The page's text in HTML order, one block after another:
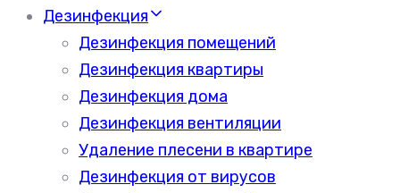
Дезинфекция
Дезинфекция помещений
Дезинфекция квартиры
Дезинфекция дома
Дезинфекция вентиляции
Удаление плесени в квартире
Дезинфекция от вирусов